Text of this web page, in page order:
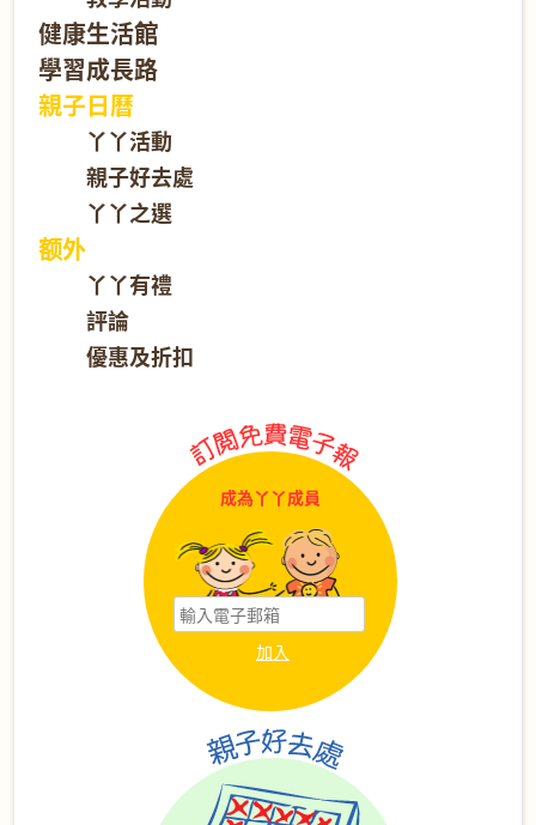
健康生活館
學習成長路
親子日曆
丫丫活動
親子好去處
丫丫之選
额外
丫丫有禮
評論
優惠及折扣
成為丫丫成員